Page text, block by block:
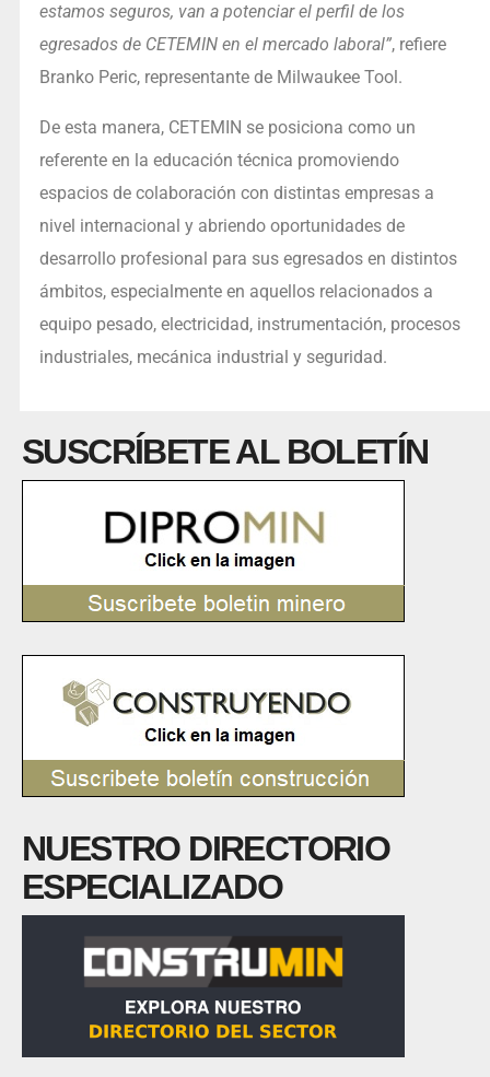
estamos seguros, van a potenciar el perfil de los
egresados de CETEMIN en el mercado laboral”, refiere
Branko Peric, representante de Milwaukee Tool.
De esta manera, CETEMIN se posiciona como un
referente en la educación técnica promoviendo
espacios de colaboración con distintas empresas a
nivel internacional y abriendo oportunidades de
desarrollo profesional para sus egresados en distintos
ámbitos, especialmente en aquellos relacionados a
equipo pesado, electricidad, instrumentación, procesos
industriales, mecánica industrial y seguridad.
SUSCRÍBETE AL BOLETÍN
NUESTRO DIRECTORIO
ESPECIALIZADO